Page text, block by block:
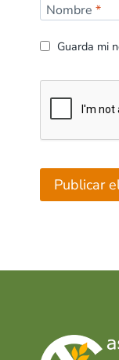
Nombre *
Guarda mi